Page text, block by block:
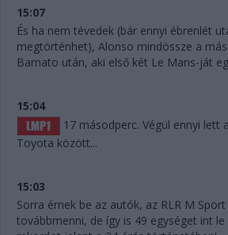
15:07
És ha nem tévedek (bár ennyi ébrenlét
megtörténhet), Alonso mindössze a
Barnato után, aki első két Le Mans-ját
15:04
17 másodperc. Végül ennyi lett
Toyota között...
15:03
Sorra érnek be az autók, az RLR M
továbbmenni, de így is 49 egységet int